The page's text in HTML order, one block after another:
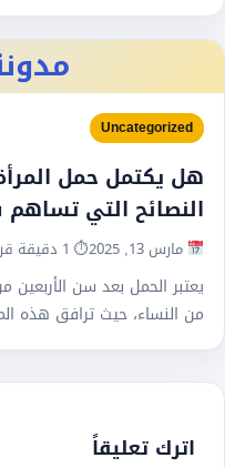
Uncategorized
هل يكتمل حمل
النصائح التي
مارس 13, 2025 ⏱ 1 دقيقة قراءة
يعتبر الحمل بعد سن
من النساء، حيث ترافق هذه
اترك تعليقاً